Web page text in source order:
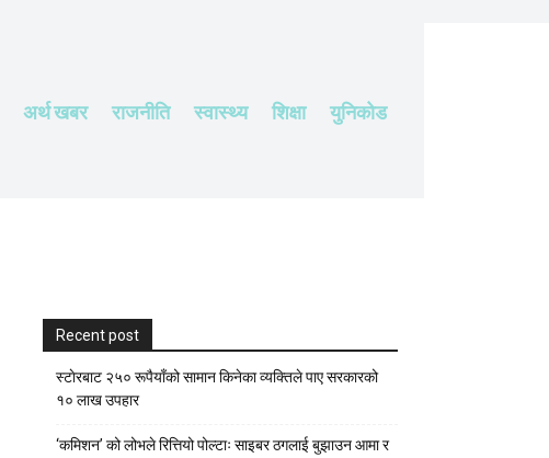
अर्थ खबर राजनीति स्वास्थ्य शिक्षा युनिकोड
Recent post
स्टाेरबाट २५० रूपैयाँको सामान किनेका व्यक्तिले पाए सरकारको
१० लाख उपहार
‘कमिशन’ को लोभले रित्तियो पोल्टाः साइबर ठगलाई बुझाउन आमा र